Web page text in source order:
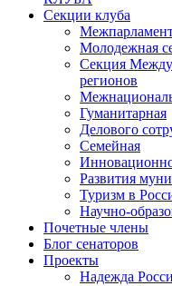
Секции клуба
Молодежная
Секция
регионов
Гуманитарная
Делового
Семейная
Развития
Туризм в
Научно-
Почетные члены
Блог сенаторов
Проекты
Надежда